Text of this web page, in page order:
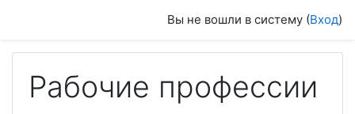
Вы не вошли в систему (Вход)
Рабочие профессии